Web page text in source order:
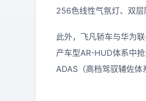
256色线性气氛灯、双层
此外，飞凡轿车与华为
产车型AR-HUD体系中
ADAS（高档驾驭辅佐体